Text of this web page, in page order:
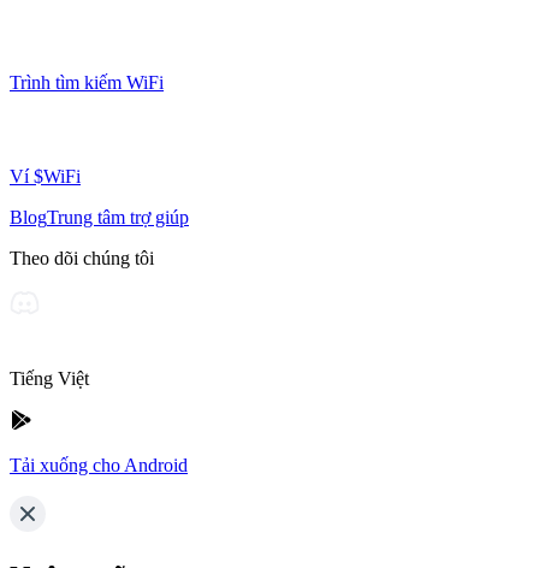
Trình tìm kiếm WiFi
Ví $WiFi
BlogTrung tâm trợ giúp
Theo dõi chúng tôi
Tiếng Việt
Tải xuống cho Android